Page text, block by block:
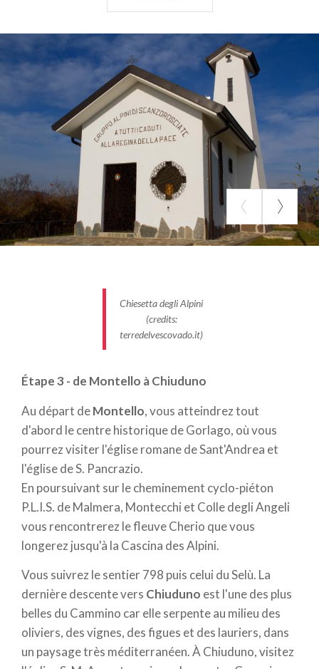
Étape 1 - De Scanzorosciate à Albano S.
Alessandro
Au départ de Piazza Caslini àScanzorosciate
, vous
rencontrerez tout d'abord le Salotto del Moscato di
Scanzo, siège de son consortium de protection.
Après avoir parcouru le
sentier des Orchidées
Chiesetta degli Alpini sur le Monte Bastia est un lieu
panoramique qui offre une aire équipée pour le
pique-nique et de l'eau potable. L'église est entourée
de trois grandes croix tournées vers Scanzo,
toute la plaine qui s'étend entre Bergame et les
Apennins. L'étape suivante est Tribulina, dont
ancienne église San Giovanni dei Boschi
remplacée par la construction actuelle à la fin du
paysage ordonné et harmonieux où se succèdent
Après l'église de S. Cristoforo de Torre de' Roveri, le
Camminocontinue en alternant montées et
descentes vers Albano S. Alessandro etl'ermitage
de S. Maria in Argon, aisément accessible en faisant
une petite déviation. De là, on aperçoit par beau
temps Bergamo Alta, les sommets des Alpes
bergamasques jusqu'au Monte Rosa et les limites
des Appenins.
Ladernière portionde route atteint le Monte San
Giorgio et son église, qui offre l'un des panoramas
les plus vastes du parcours. La descente longe les
quartiers résidentiels et atteint le centre d'Albano
Chiesetta degli Alpini
(credits:
terredelvescovado.it)
Étape 3 - de Montello à Chiuduno
Au départ deMontello, vous atteindrez tout
d'abord le centre historique de Gorlago, où vous
pourrez visiter l'église romane de Sant'Andrea et
l'église de S. Pancrazio.
En poursuivant sur le cheminement cyclo-piéton
P.L.I.S. de Malmera, Montecchi et Colle degli Angeli
vous rencontrerez le fleuve Cherio que vous
longerez jusqu'à la Cascina des Alpini.
Vous suivrez le sentier 798 puis celui du Selù. La
dernière descente vers Chiuduno est l'une des plus
belles du Cammino car elle serpente au milieu des
oliviers, des vignes, des figues et des lauriers, dans
un paysage très méditerranéen. À Chiuduno, visitez